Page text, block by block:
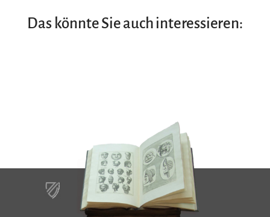
Das könnte Sie auch interessieren: